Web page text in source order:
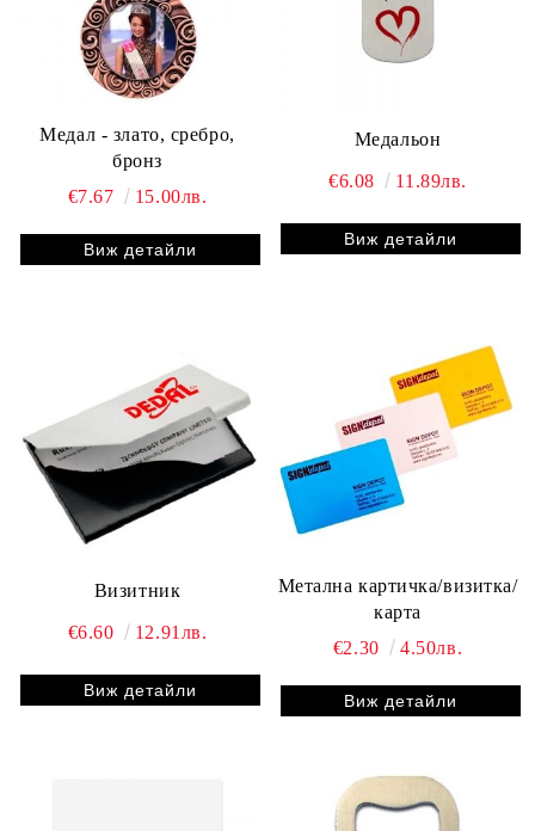
Медал - злато, сребро,
бронз
€7.67
15.00лв.
Виж детайли
Медальон
€6.08 11.89лв.
Виж детайли
Визитник
€6.60 12.91лв.
Виж детайли
Метална картичка/визитка/
карта
€2.30
4.50лв.
Виж детайли